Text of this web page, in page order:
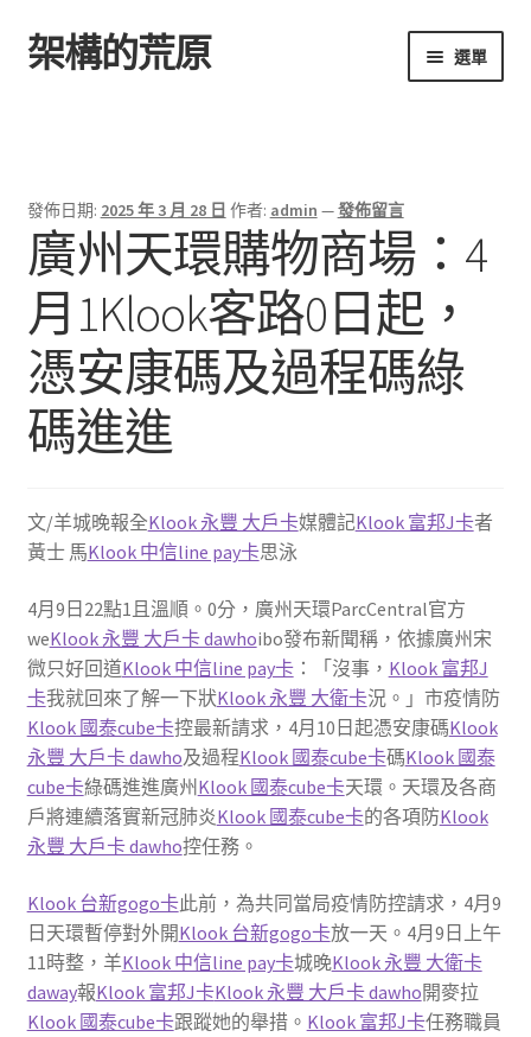
跳
至
跳
至
架構的荒原 選單
發佈日期: 2025 年 3 月 28 日 作者: admin —發佈留言
​廣州天環購物商場：4
月1Klook客路0日起，
憑安康碼及過程碼綠
碼進進
文/羊城晚報全Klook 永豐 大戶卡媒體記Klook 富邦J卡者
黃士 馬Klook 中信line pay卡思泳
4月9日22點1且溫順。0分，廣州天環ParcCentral官方
weKlook 永豐 大戶卡 dawhoibo發布新聞稱，依據廣州宋
微只好回道Klook 中信line pay卡：「沒事， Klook 富邦J
卡我就回來了解一下狀Klook 永豐 大衛卡況。」市疫情防
Klook 國泰cube卡控最新請求，4月10日起憑安康碼Klook
永豐 大戶卡 dawho及過程Klook 國泰cube卡碼Klook 國泰
cube卡綠碼進進廣州 Klook 國泰cube卡天環。天環及各商
戶將連續落實新冠肺炎Klook 國泰cube卡的各項防Klook
永豐 大戶卡 dawho控任務。
Klook 台新gogo卡此前，為共同當局疫情防控請求，4月9
日天環暫停對外開Klook 台新gogo卡放一天。4月9日上午
11時整，羊Klook 中信line pay卡城晚Klook 永豐 大衛卡
daway報Klook 富邦J卡Klook 永豐 大戶卡 dawho開麥拉
Klook 國泰cube卡跟蹤她的舉措。 Klook 富邦J卡任務職員